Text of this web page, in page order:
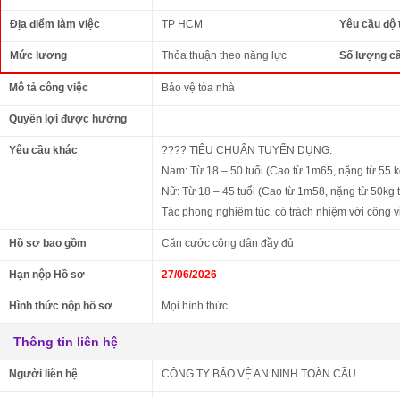
Địa điểm làm việc TP HCM Yêu cầu độ
Mức lương Thỏa thuận theo năng lực Số lượng
Mô tả công việc Bảo vệ tòa nhà
Quyền lợi được hưởng
Yêu cầu khác
???? TIÊU CHUẨN TUYỂN DỤNG:
​Nam: Từ 18 – 50 tuổi (Cao từ 1m65, nặng từ 55
​Nữ: Từ 18 – 45 tuổi (Cao từ 1m58, nặng từ 50kg
​Tác phong nghiêm túc, có trách nhiệm với công
Hồ sơ bao gồm Căn cước công dân đầy đủ
Hạn nộp Hồ sơ 27/06/2026
Hình thức nộp hồ sơ Mọi hình thức
Thông tin liên hệ
Người liên hệ CÔNG TY BẢO VỆ AN NINH TOÀN CẦU